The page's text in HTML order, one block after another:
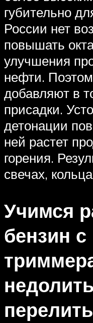
губительно
России нет
повышать
улучшения
нефти.
добавляют в
присадки.
детонации
ней растет
горения.
свечах,
Учимся
бензин